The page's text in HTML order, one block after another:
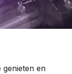
genieten en